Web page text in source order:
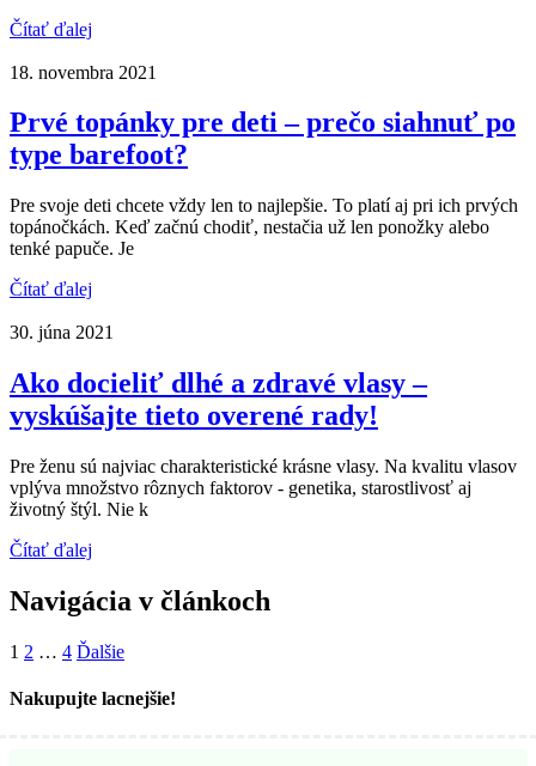
Čítať ďalej
18. novembra 2021
Prvé topánky pre deti – prečo siahnuť po
type barefoot?
Pre svoje deti chcete vždy len to najlepšie. To platí aj pri ich prvých
topánočkách. Keď začnú chodiť, nestačia už len ponožky alebo
tenké papuče. Je
Čítať ďalej
30. júna 2021
Ako docieliť dlhé a zdravé vlasy –
vyskúšajte tieto overené rady!
Pre ženu sú najviac charakteristické krásne vlasy. Na kvalitu vlasov
vplýva množstvo rôznych faktorov - genetika, starostlivosť aj
životný štýl. Nie k
Čítať ďalej
Navigácia v článkoch
1 2 … 4 Ďalšie
Nakupujte lacnejšie!